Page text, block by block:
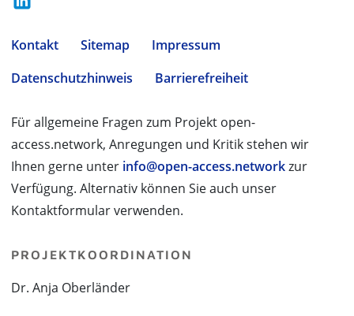
Kontakt Sitemap
Impressum
Datenschutzhinweis
Barrierefreiheit
Für allgemeine Fragen zum Projekt open-
access.network, Anregungen und Kritik stehen wir
Ihnen gerne unter info@open-access.networkzur
Verfügung. Alternativ können Sie auch unser
Kontaktformular verwenden.
PROJEKTKOORDINATION
Dr. Anja Oberländer